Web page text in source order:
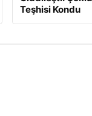
Teşhisi Kondu